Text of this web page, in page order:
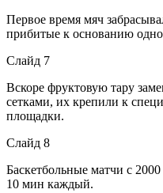
Первое время мяч
прибитые к основанию
Слайд 7
Вскоре фруктовую тару
сетками, их крепили к
площадки.
Слайд 8
Баскетбольные матчи с
10 мин каждый.